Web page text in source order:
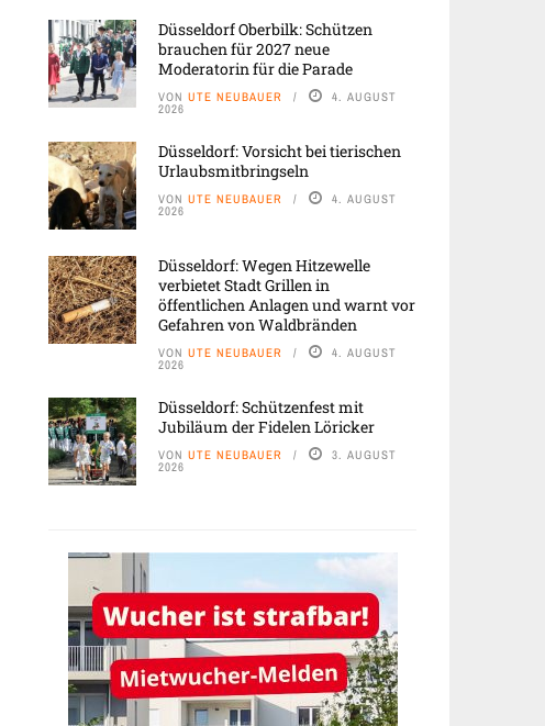
Düsseldorf Oberbilk: Schützen
brauchen für 2027 neue
Moderatorin für die Parade
VON UTE NEUBAUER 4. AUGUST
2026
Düsseldorf: Vorsicht bei tierischen
Urlaubsmitbringseln
VON UTE NEUBAUER 4. AUGUST
2026
Düsseldorf: Wegen Hitzewelle
verbietet Stadt Grillen in
öffentlichen Anlagen und warnt vor
Gefahren von Waldbränden
VON UTE NEUBAUER 4. AUGUST
2026
Düsseldorf: Schützenfest mit
Jubiläum der Fidelen Löricker
VON UTE NEUBAUER 3. AUGUST
2026